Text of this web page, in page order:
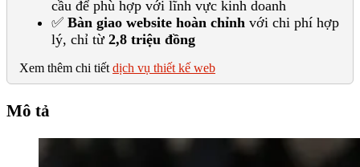
cầu để phù hợp với lĩnh vực kinh doanh
✅ Bàn giao website hoàn chỉnh với chi phí hợp
lý, chỉ từ 2,8 triệu đồng
Xem thêm chi tiết dịch vụ thiết kế web
Mô tả